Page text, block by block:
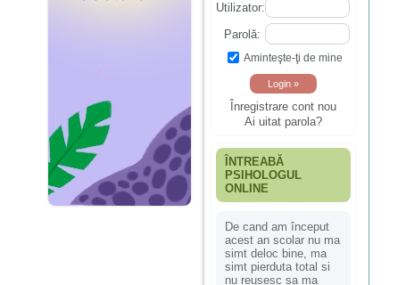
Utilizator:
Parolă:
Aminteşte-ţi de mine
Înregistrare cont nou
Ai uitat parola?
ÎNTREABĂ
PSIHOLOGUL
ONLINE
De cand am început
acest an scolar nu ma
simt deloc bine, ma
simt pierduta total si
nu reusesc sa ma